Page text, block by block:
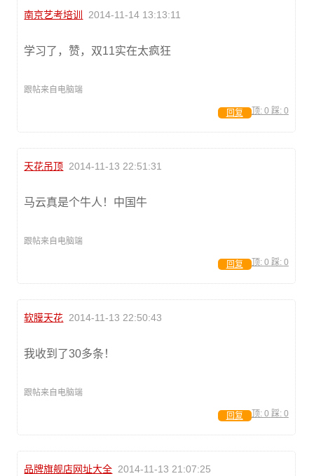
南京艺考培训 2014-11-14 13:13:11
学习了，赞，双11实在太疯狂
跟帖来自电脑端
顶: 0 踩: 0
回复
天花吊顶 2014-11-13 22:51:31
马云真是个牛人！中国牛
跟帖来自电脑端
顶: 0 踩: 0
回复
软膜天花 2014-11-13 22:50:43
我收到了30多条！
跟帖来自电脑端
顶: 0 踩: 0
回复
品牌旗舰店网址大全 2014-11-13 21:07:25